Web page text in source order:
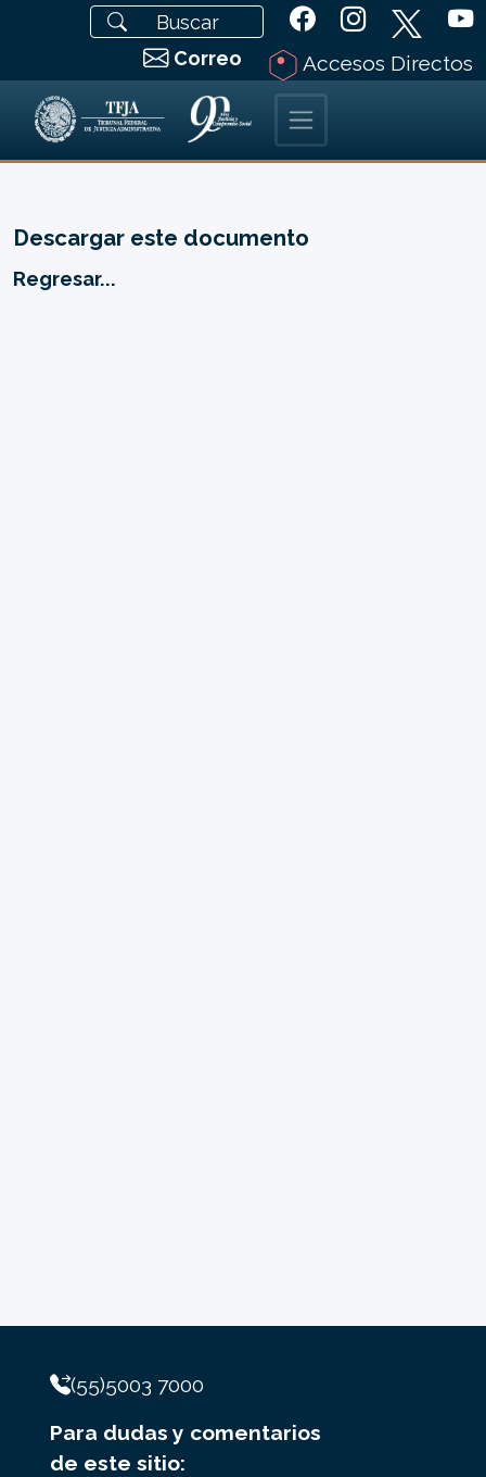
Correo Accesos Directos
Descargar este documento
Regresar...
(55)5003 7000
Para dudas y comentarios
de este sitio: